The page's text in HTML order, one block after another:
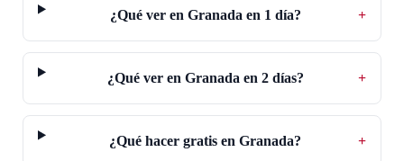
¿Qué ver en Granada en 1 día? +
¿Qué ver en Granada en 2 días? +
¿Qué hacer gratis en Granada? +